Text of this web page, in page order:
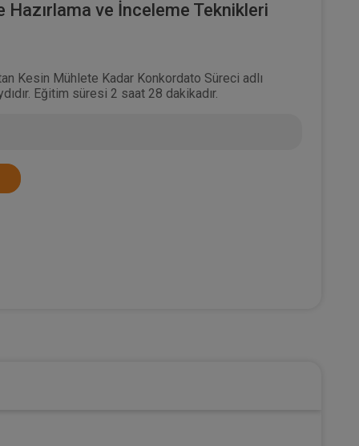
Hazırlama ve İnceleme Teknikleri
Kesin Mühlete Kadar Konkordato Süreci adlı
Eğitim süresi 2 saat 28 dakikadır.